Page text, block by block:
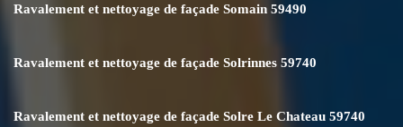
Ravalement et nettoyage de façade Somain 59490
Ravalement et nettoyage de façade Solrinnes 59740
Ravalement et nettoyage de façade Solre Le Chateau 59740